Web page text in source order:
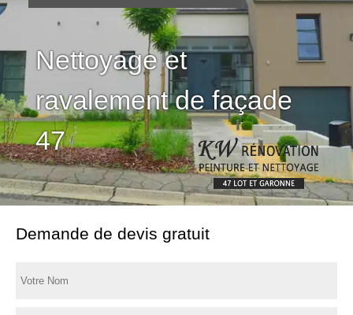
Nettoyage et
ravalement de façade
47
Demande de devis gratuit